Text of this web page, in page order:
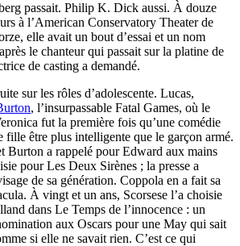
passait. Philip K. Dick aussi. À douze
à l’American Conservatory Theater de
elle avait un bout d’essai et un nom
le chanteur qui passait sur la platine de
de casting a demandé.
sur les rôles d’adolescente. Lucas,
, l’insurpassable Fatal Games, où le
fut la première fois qu’une comédie
fille être plus intelligente que le garçon armé.
Burton a rappelé pour Edward aux mains
pour Les Deux Sirènes ; la presse a
de sa génération. Coppola en a fait sa
À vingt et un ans, Scorsese l’a choisie
dans Le Temps de l’innocence : un
aux Oscars pour une May qui sait
si elle ne savait rien. C’est ce qui